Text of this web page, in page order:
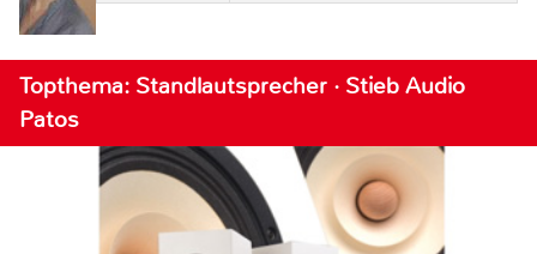
Topthema: Standlautsprecher · Stieb Audio
Patos